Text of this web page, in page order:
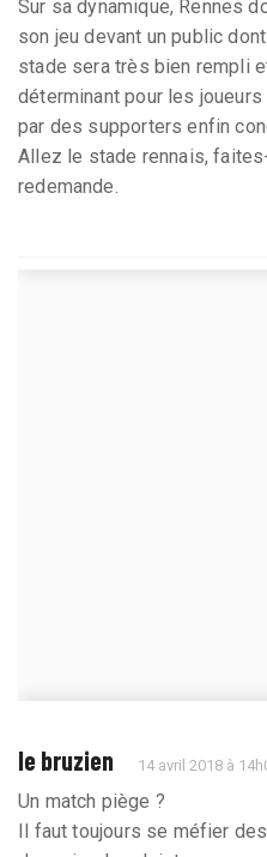
Sur sa dynamique, Rennes
son jeu devant un public
stade sera très bien rempli
déterminant pour les
par des supporters enfin
Allez le stade rennais,
redemande.
le bruzien 14 avril 2018 à
Un match piège ?
Il faut toujours se méfier